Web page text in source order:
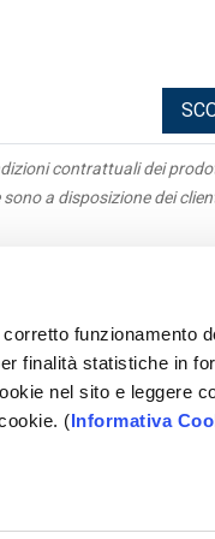
funzionamento
finalità statistiche in
nel sito e leggere
(Informativa
contrattuali dei
a disposizione dei